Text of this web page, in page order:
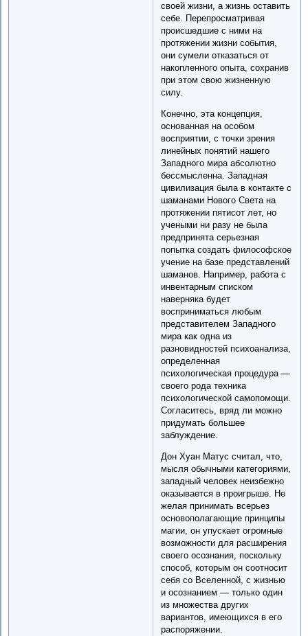
своей жизни, а жизнь оставить
себе. Перепросматривая
происшедшие с ними на
протяжении жизни события,
они сумели отказаться от
накопленного опыта, сохранив
при этом свою жизненную
силу.
Конечно, эта концепция,
основанная на особом
восприятии, с точки зрения
линейных понятий нашего
Западного мира абсолютно
бессмысленна. Западная
цивилизация была в контакте с
шаманами Нового Света на
протяжении пятисот лет, но
учеными ни разу не была
предпринята серьезная
попытка создать философское
учение на базе представлений
шаманов. Например, работа с
инвентарным списком
наверняка будет
восприниматься любым
представителем Западного
мира как одна из
разновидностей психоанализа,
определенная
психологическая процедура —
своего рода техника
психологической самопомощи.
Согласитесь, вряд ли можно
придумать большее
заблуждение.
Дон Хуан Матус считал, что,
мысля обычными категориями,
западный человек неизбежно
оказывается в проигрыше. Не
желая принимать всерьез
основополагающие принципы
магии, он упускает огромные
возможности для расширения
своего осознания, поскольку
способ, которым он соотносит
себя со Вселенной, с жизнью
и осознанием — только один
из множества других
вариантов, имеющихся в его
распоряжении.